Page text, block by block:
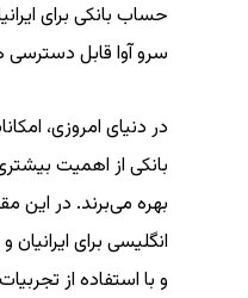
حساب بانکی برای
سرو آوا قابل
در دنیای امروزی،
بانکی از اهمیت
بهره می‌برند. در این
انگلیسی برای
و با استفاده از